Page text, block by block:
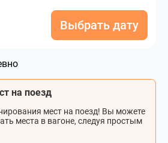
Выбрать дату
на поезд
мест на поезд! Вы можете
места в вагоне, следуя простым